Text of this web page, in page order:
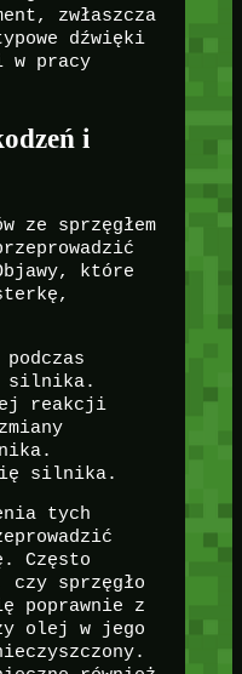
zwłaszcza
dźwięki
w pracy
i
ze sprzęgłem
które
podczas
silnika.
reakcji
silnika.
tych
Często
czy sprzęgło
poprawnie z
olej w jego